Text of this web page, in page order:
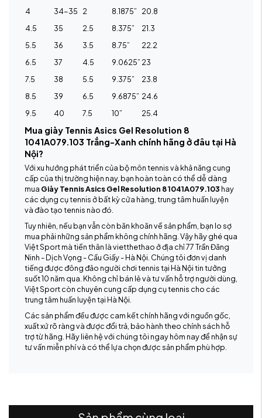
4
34-35 2 8.1875”
20.8
4.5
35 2.5 8.375”
21.3
5.5
36 3.5 8.75”
22.2
6.5
37 4.5 9.0625” 23
7.5
38 5.5 9.375”
23.8
8.5
39 6.5 9.6875” 24.6
9.5
40 7.5 10” 25.4
Mua giày Tennis Asics Gel Resolution 8
1041A079.103 Trắng-Xanh chính hãng ở đâu tại Hà
Nội?
Với xu hướng phát triển của bộ môn tennis và khả năng cung
cấp của thị trường hiện nay, bạn hoàn toàn có thể dễ dàng
mua Giày Tennis Asics Gel Resolution 8 1041A079.103 hay
các dụng cụ tennis ở bất kỳ cửa hàng, trung tâm huấn luyện
và đào tạo tennis nào đó.
Tuy nhiên, nếu bạn vẫn còn băn khoăn về sản phẩm, bạn lo sợ
mua phải những sản phẩm không chính hãng. Vậy hãy ghé qua
Việt Sport mà tiền thân là vietthethao ở địa chỉ 77 Trần Đăng
Ninh - Dịch Vọng - Cầu Giấy - Hà Nội. Chúng tôi đơn vị danh
tiếng được đông đảo người chơi tennis tại Hà Nội tin tưởng
suốt 10 năm qua. Không chỉ bán lẻ và tư vấn hỗ trợ người dùng,
Việt Sport còn chuyên cung cấp dụng cụ tennis cho các
trung tâm huấn luyện tại Hà Nội.
Các sản phẩm đều được cam kết chính hãng với nguồn gốc,
xuất xứ rõ ràng và được đổi trả, bảo hành theo chính sách hỗ
trợ từ hãng. Hãy liên hệ với chúng tôi ngay hôm nay để nhận sự
tư vấn miễn phí và có thể lựa chọn được sản phẩm phù hợp.